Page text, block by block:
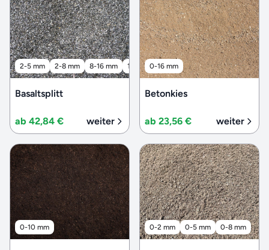
2-5 mm 2-8 mm 8-16 mm 16-32 mm 32-56 mm
Basaltsplitt
ab 42,84 € weiter
0-16 mm
Betonkies
ab 23,56 € weiter
0-10 mm 0-2 mm 0-5 mm 0-8 mm